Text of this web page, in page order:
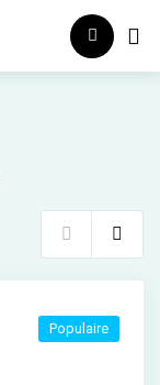
Accueil Qui
Populaire